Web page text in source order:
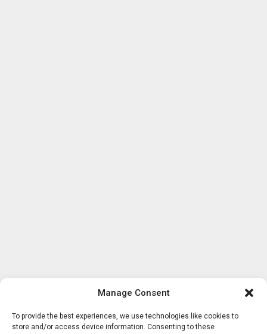
Manage Consent
To provide the best experiences, we use technologies like cookies to
store and/or access device information. Consenting to these